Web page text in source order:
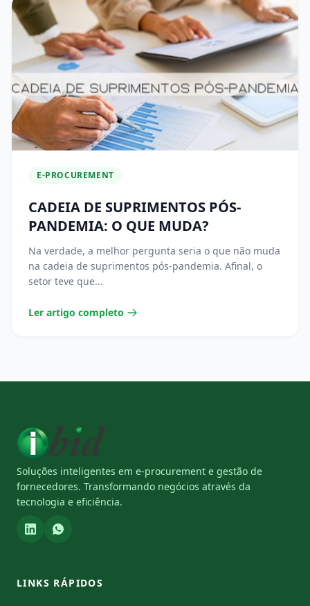
E-PROCUREMENT
CADEIA DE SUPRIMENTOS PÓS-
PANDEMIA: O QUE MUDA?
Na verdade, a melhor pergunta seria o que não muda
na cadeia de suprimentos pós-pandemia. Afinal, o
setor teve que...
Ler artigo completo
Soluções inteligentes em e-procurement e gestão de
fornecedores. Transformando negócios através da
tecnologia e eficiência.
LINKS RÁPIDOS